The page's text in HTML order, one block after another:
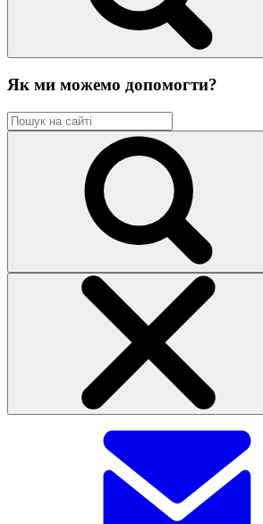
Як ми можемо допомогти?
Поділитися
електронною